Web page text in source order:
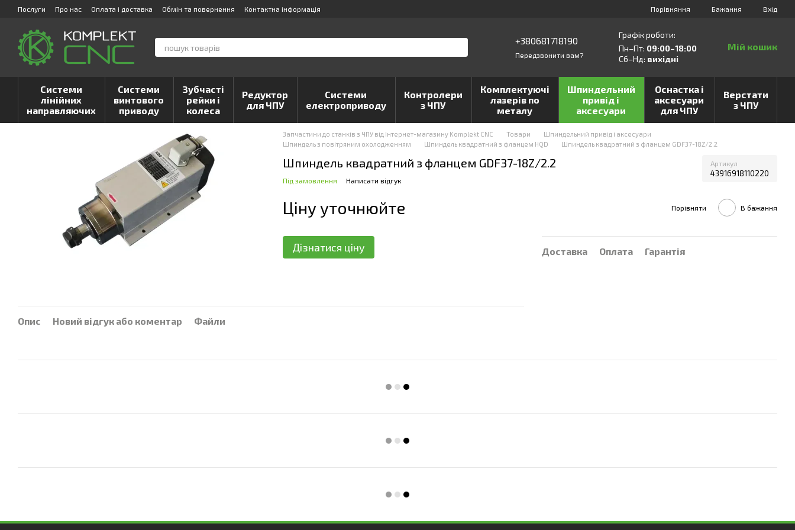
Перейти до основного контенту
Послуги Про нас Оплата і доставка Обмін та повернення Контактна інформація Порівняння Бажання Вхід
+380681718190
Передзвонити вам?
Графік роботи:
Пн–Пт: 09:00–18:00
Сб–Нд: вихідні
Мій кошик
Системи
лінійних
направляючих
Системи
винтового
приводу
Зубчасті
рейки і
колеса
Редуктор
для ЧПУ
Системи
електроприводу
Контролери
з ЧПУ
Комплектуючі
лазерів по
металу
Шпиндельний
привід і
аксесуари
Оснастка і
аксесуари
для ЧПУ
Верстати
з ЧПУ
Запчастини до станків з ЧПУ від Інтернет-магазину Komplekt CNC Товари
Шпиндельний привід і аксесуари
Шпиндель з повітряним охолодженням
Шпиндель квадратний з фланцем HQD Шпиндель квадратний з фланцем GDF37-18Z/2.2
Шпиндель квадратний з фланцем GDF37-18Z/2.2 Артикул
43916918110220
Під замовлення Написати відгук
Ціну уточнюйте Порівняти В бажання
Дізнатися ціну Доставка Оплата Гарантія
Опис Новий відгук або коментар Файли